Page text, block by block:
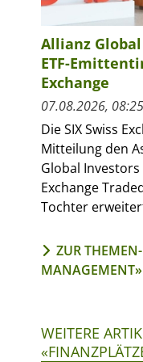
Allianz
ETF-
Exchange
07.08.2026,
Die SIX Swiss
Mitteilung den
Global
Exchange
Tochter
ZUR
MANAGEMENT»
WEITERE